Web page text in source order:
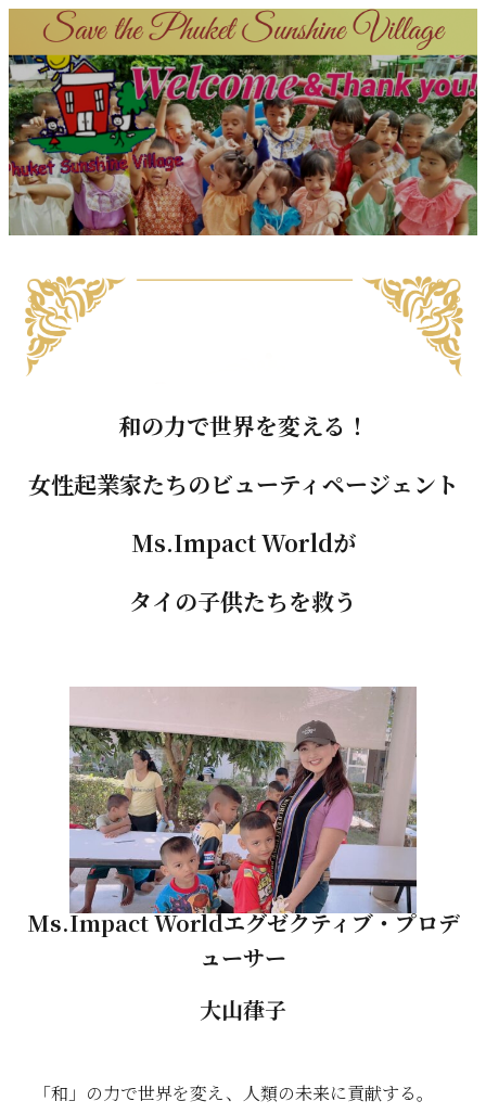
和の力で世界を変える！
女性起業家たちのビューティページェント
Ms.Impact Worldが
タイの子供たちを救う
Ms.Impact Worldエグゼクティブ・プロデ
ューサー
大山葎子
「和」の力で世界を変え、人類の未来に貢献する。